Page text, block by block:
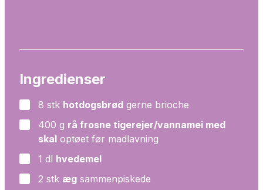
Ingredienser
▢
8 stk hotdogsbrød gerne brioche
▢
400 g rå frosne tigerejer/vannamei med
skal optøet før madlavning
▢
1 dl hvedemel
▢
2 stk æg sammenpiskede